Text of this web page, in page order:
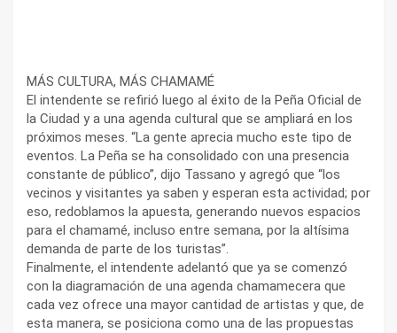
MÁS CULTURA, MÁS CHAMAMÉ
El intendente se refirió luego al éxito de la Peña Oficial de
la Ciudad y a una agenda cultural que se ampliará en los
próximos meses. “La gente aprecia mucho este tipo de
eventos. La Peña se ha consolidado con una presencia
constante de público”, dijo Tassano y agregó que “los
vecinos y visitantes ya saben y esperan esta actividad; por
eso, redoblamos la apuesta, generando nuevos espacios
para el chamamé, incluso entre semana, por la altísima
demanda de parte de los turistas”.
Finalmente, el intendente adelantó que ya se comenzó
con la diagramación de una agenda chamamecera que
cada vez ofrece una mayor cantidad de artistas y que, de
esta manera, se posiciona como una de las propuestas